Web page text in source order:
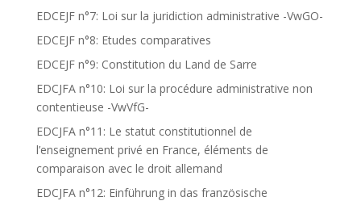
EDCEJF n°7: Loi sur la juridiction administrative -VwGO-
EDCEJF n°8: Etudes comparatives
EDCEJF n°9: Constitution du Land de Sarre
EDCJFA n°10: Loi sur la procédure administrative non
contentieuse -VwVfG-
EDCJFA n°11: Le statut constitutionnel de
l’enseignement privé en France, éléments de
comparaison avec le droit allemand
EDCJFA n°12: Einführung in das französische